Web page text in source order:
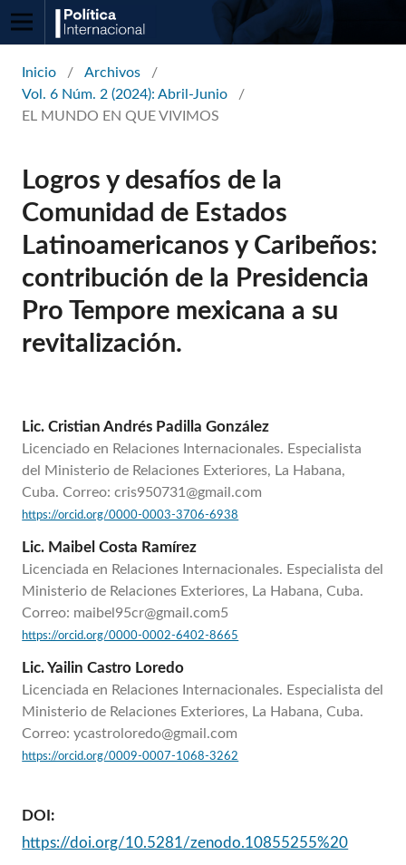
Inicio / Archivos
/
Vol. 6 Núm. 2 (2024): Abril-Junio
/
EL MUNDO EN QUE VIVIMOS
Logros y desafíos de la
Comunidad de Estados
Latinoamericanos y Caribeños:
contribución de la Presidencia
Pro Tempore mexicana a su
revitalización.
Lic. Cristian Andrés Padilla González
Licenciado en Relaciones Internacionales. Especialista
del Ministerio de Relaciones Exteriores, La Habana,
Cuba. Correo: cris950731@gmail.com
https://orcid.org/0000-0003-3706-6938
Lic. Maibel Costa Ramírez
Licenciada en Relaciones Internacionales. Especialista del
Ministerio de Relaciones Exteriores, La Habana, Cuba.
Correo: maibel95cr@gmail.com5
https://orcid.org/0000-0002-6402-8665
Lic. Yailin Castro Loredo
Licenciada en Relaciones Internacionales. Especialista del
Ministerio de Relaciones Exteriores, La Habana, Cuba.
Correo: ycastroloredo@gmail.com
https://orcid.org/0009-0007-1068-3262
DOI:
https://doi.org/10.5281/zenodo.10855255%20